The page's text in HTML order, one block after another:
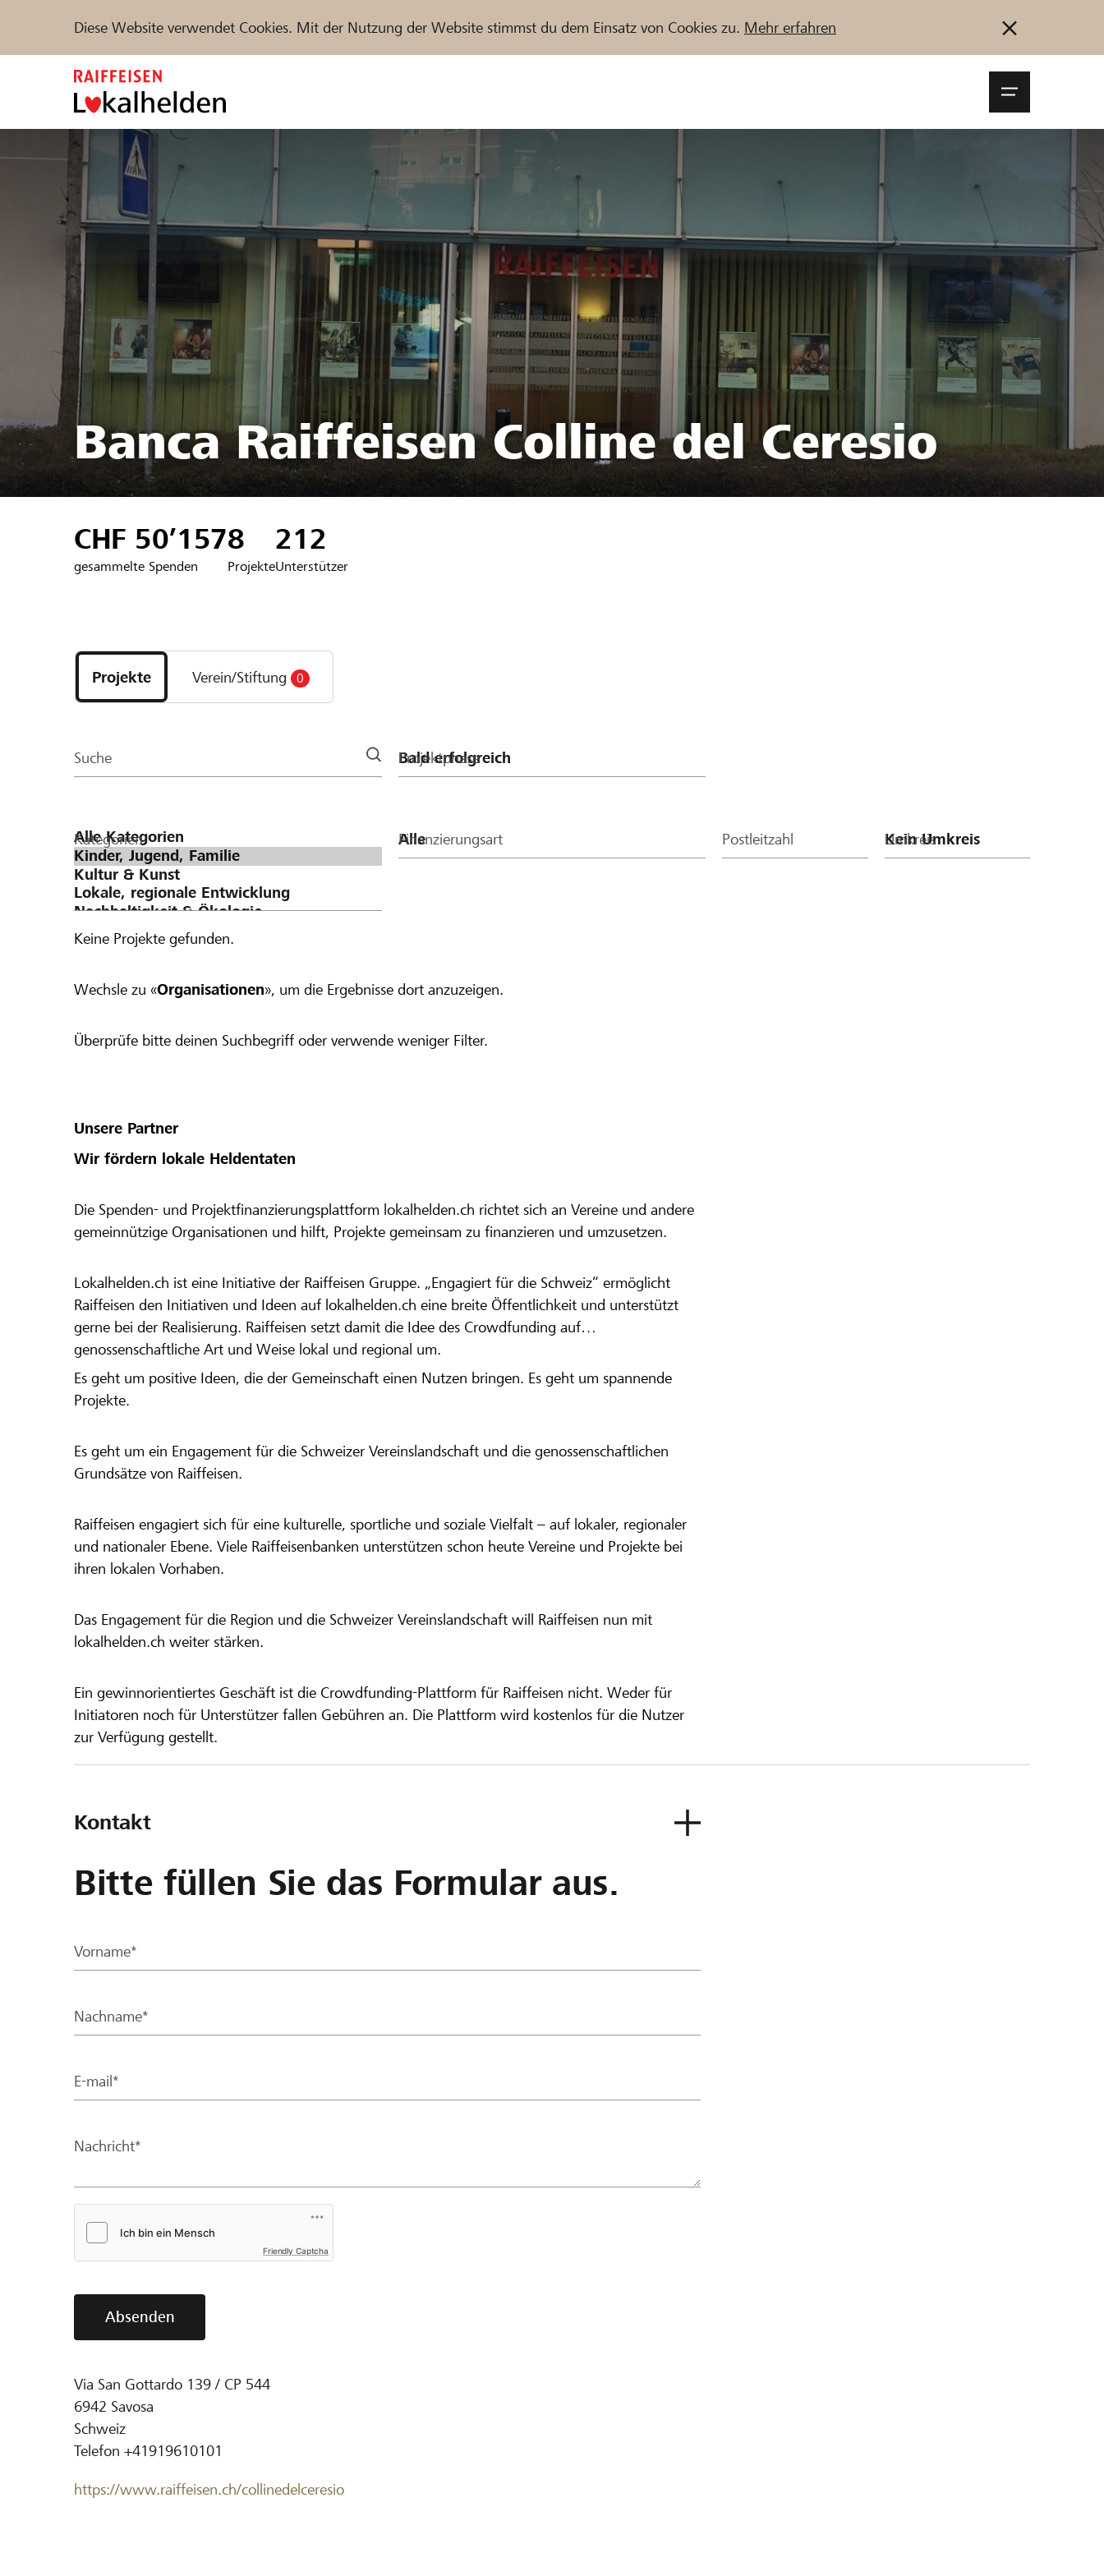
Diese Website verwendet Cookies. Mit der Nutzung der Website stimmst du dem Einsatz von Cookies zu. Mehr erfahren
Unterstützen Hilfe & Support Partner / Raiffeisenbank
Projekte und Organisationen finden Jetzt starten
DE IT
Banca Raiffeisen Colline del Ceresio
CHF 50’157
gesammelte Spenden
8
Projekte
212
Unterstützer
Projekte
und
Organisationen
Projekte Verein/Stiftung 0
Suche Projektphase
Kategorien Finanzierungsart Postleitzahl Umkreis
Keine Projekte gefunden.
Wechsle zu «Organisationen», um die Ergebnisse dort anzuzeigen.
Überprüfe bitte deinen Suchbegriff oder verwende weniger Filter.
Unsere Partner
Wir fördern lokale Heldentaten
Die Spenden- und Projektfinanzierungsplattform lokalhelden.ch richtet sich an Vereine und andere
gemeinnützige Organisationen und hilft, Projekte gemeinsam zu finanzieren und umzusetzen.
Lokalhelden.ch ist eine Initiative der Raiffeisen Gruppe. „Engagiert für die Schweiz“ ermöglicht
Raiffeisen den Initiativen und Ideen auf lokalhelden.ch eine breite Öffentlichkeit und unterstützt
gerne bei der Realisierung. Raiffeisen setzt damit die Idee des Crowdfunding auf
genossenschaftliche Art und Weise lokal und regional um.
Es geht um positive Ideen, die der Gemeinschaft einen Nutzen bringen. Es geht um spannende
Projekte.
Es geht um ein Engagement für die Schweizer Vereinslandschaft und die genossenschaftlichen
Grundsätze von Raiffeisen.
Raiffeisen engagiert sich für eine kulturelle, sportliche und soziale Vielfalt – auf lokaler, regionaler
und nationaler Ebene. Viele Raiffeisenbanken unterstützen schon heute Vereine und Projekte bei
ihren lokalen Vorhaben.
Das Engagement für die Region und die Schweizer Vereinslandschaft will Raiffeisen nun mit
lokalhelden.ch weiter stärken.
Ein gewinnorientiertes Geschäft ist die Crowdfunding-Plattform für Raiffeisen nicht. Weder für
Initiatoren noch für Unterstützer fallen Gebühren an. Die Plattform wird kostenlos für die Nutzer
zur Verfügung gestellt.
Kontakt
Bitte füllen Sie das Formular aus.
Vorname*
Nachname*
E-mail*
Nachricht*
Friendly Captcha
Absenden
Via San Gottardo 139 / CP 544
6942 Savosa
Schweiz
Telefon +41919610101
https://www.raiffeisen.ch/collinedelceresio